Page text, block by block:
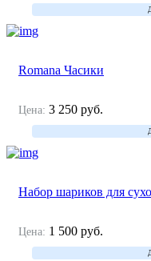
Romana Часики
Цена: 3 250 руб.
Набор шариков для
Цена: 1 500 руб.